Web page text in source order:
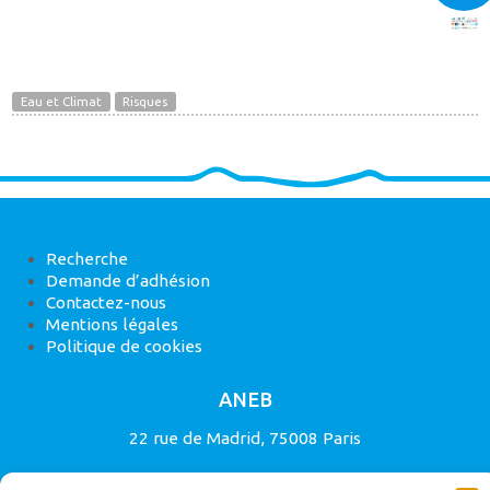
Eau et Climat Risques
Recherche
Demande d’adhésion
Contactez-nous
Mentions légales
Politique de cookies
ANEB
22 rue de Madrid, 75008 Paris